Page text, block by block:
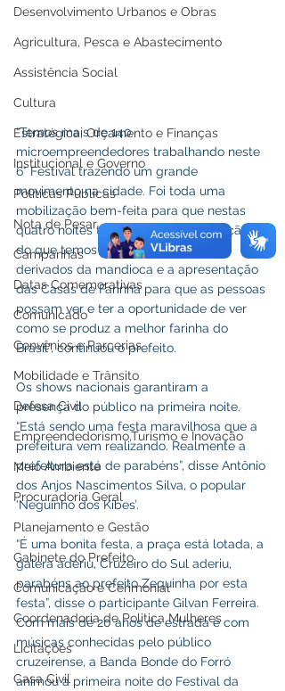
Desenvolvimento Urbanos e Obras
Agricultura, Pesca e Abastecimento
Assistência Social
Cultura
Estratégica, Orçamento e Finanças
Institucional e Governo
Políticas Públicas
Nota de Pesar
Campanhas
Datas Comemorativas
Comunicado
Convênios e Parcerias
Mobilidade e Trânsito
Defesa Civil
Empreendedorismo,Turismo e Inovação
Meio Ambiente
Procuradoria Geral
Planejamento e Gestão
Gabinete do Prefeito
Comunicação e Cerimonial
Coordenadoria de Politica Mulheres
Licitações
Casa Civil
“Temos mais de 140
microempreendedores trabalhando neste
6° Festival trazendo um grande
movimento na cidade. Foi toda uma
mobilização bem-feita para que nestas
quatro noites tenhamos a apresentação
do que temos de melhor de nossos
derivados da mandioca e a apresentação
das Casas de Farinha para que as pessoas
possam ver e ter a oportunidade de ver
como se produz a melhor farinha do
Brasil”, continuou o prefeito.
Os shows nacionais garantiram a
presença do público na primeira noite.
“Está sendo uma festa maravilhosa que a
prefeitura vem realizando. Realmente a
prefeitura está de parabéns”, disse Antônio
dos Anjos Nascimentos Silva, o popular
‘Neguinho dos Kibes’.
“É uma bonita festa, a praça está lotada, a
galera aderiu, Cruzeiro do Sul aderiu,
parabéns ao prefeito Zequinha por esta
festa”, disse o participante Gilvan Ferreira.
Com mais de 20 anos de estrada e com
músicas conhecidas pelo público
cruzeirense, a Banda Bonde do Forró
animou a primeira noite do Festival da